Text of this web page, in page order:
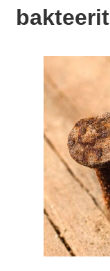
bakteerit